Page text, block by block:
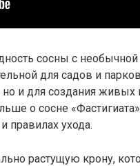
сосны с
для садов и
и для создания живых
о сосне
правилах ухода.
растущую крону,